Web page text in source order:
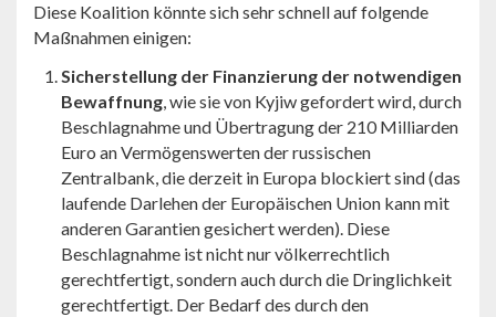
Diese Koalition könnte sich sehr schnell auf folgende
Maßnahmen einigen:
Sicherstellung der Finanzierung der notwendigen
Bewaffnung, wie sie von Kyjiw gefordert wird, durch
Beschlagnahme und Übertragung der 210 Milliarden
Euro an Vermögenswerten der russischen
Zentralbank, die derzeit in Europa blockiert sind (das
laufende Darlehen der Europäischen Union kann mit
anderen Garantien gesichert werden). Diese
Beschlagnahme ist nicht nur völkerrechtlich
gerechtfertigt, sondern auch durch die Dringlichkeit
gerechtfertigt. Der Bedarf des durch den